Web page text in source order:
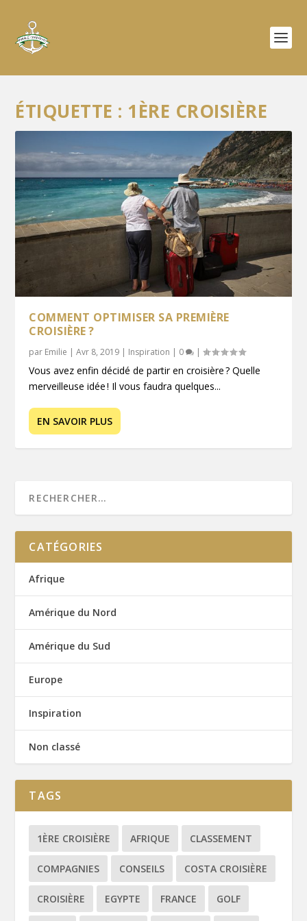
ÉTIQUETTE : 1ÈRE CROISIÈRE
COMMENT OPTIMISER SA PREMIÈRE
CROISIÈRE ?
par Emilie |Avr 8, 2019 | Inspiration | 0 |
Vous avez enfin décidé de partir en croisière ? Quelle
merveilleuse idée ! Il vous faudra quelques...
EN SAVOIR PLUS
CATÉGORIES
Afrique
Amérique du Nord
Amérique du Sud
Europe
Inspiration
Non classé
TAGS
1ÈRE CROISIÈRE AFRIQUE CLASSEMENT
COMPAGNIES CONSEILS COSTA CROISIÈRE
CROISIÈRE EGYPTE FRANCE GOLF